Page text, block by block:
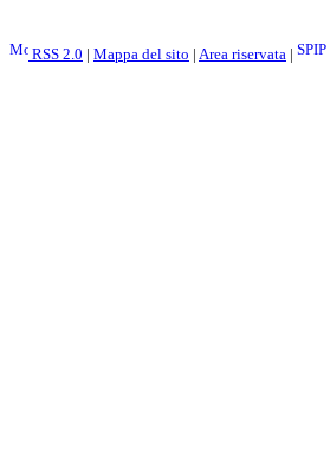
RSS 2.0 | Mappa del sito | Area riservata |